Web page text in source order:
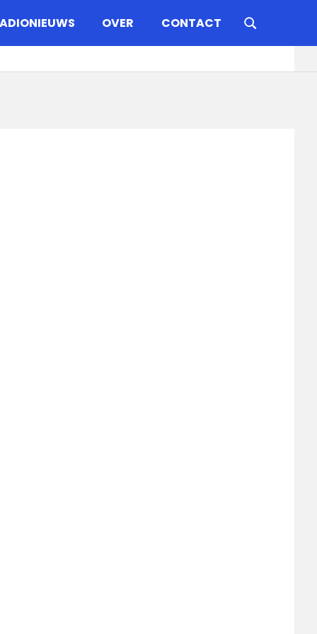
OVER CONTACT